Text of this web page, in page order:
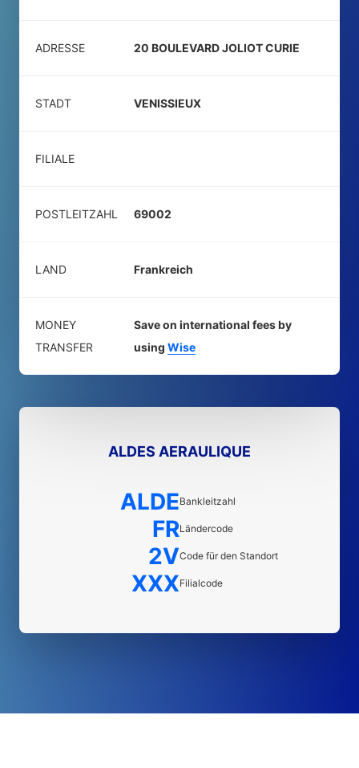
ADRESSE 20 BOULEVARD JOLIOT CURIE
STADT VENISSIEUX
FILIALE
POSTLEITZAHL 69002
LAND Frankreich
MONEY
TRANSFER
Save on international fees by
using Wise
ALDES AERAULIQUE
ALDEBankleitzahl
FRLändercode
2VCode für den Standort
XXXFilialcode